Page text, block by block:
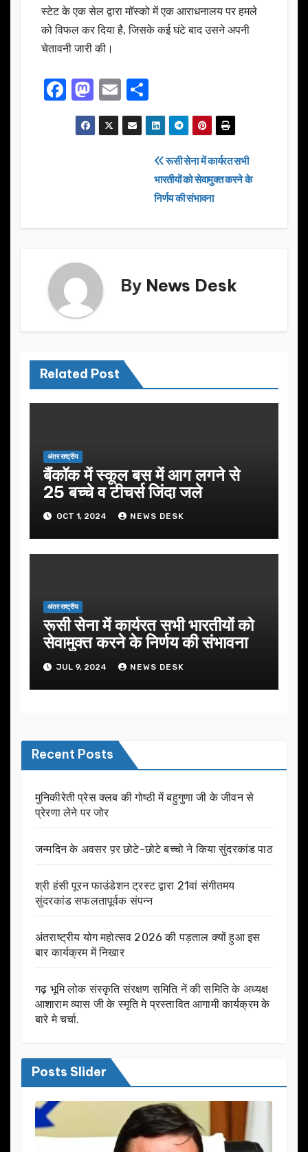
स्टेट के एक सेल द्वारा मॉस्को में एक आराधनालय पर हमले
को विफल कर दिया है, जिसके कई घंटे बाद उसने अपनी
चेतावनी जारी की।
F
a
c
o
M
a
st
n
E
m
ail
h
ar
e
navigation
रूसी सेना में कार्यरत सभी
भारतीयों को सेवामुक्त करने के
निर्णय की संभावना
By News Desk
Related Post
अंतर राष्ट्रीय
बैंकॉक में स्कूल बस में आग लगने से
25 बच्चे व टीचर्स जिंदा जले
OCT 1, 2024 NEWS DESK
अंतर राष्ट्रीय
रूसी सेना में कार्यरत सभी भारतीयों को
सेवामुक्त करने के निर्णय की संभावना
JUL 9, 2024 NEWS DESK
Recent Posts
मुनिकीरेती प्रेस क्लब की गोष्ठी में बहुगुणा जी के जीवन से
प्रेरणा लेने पर जोर
जन्मदिन के अवसर प़र छोटे-छोटे बच्चो ने किया सुंदरकांड पाठ
श्री हंसी पूरन फाउंडेशन ट्रस्ट द्वारा 21वां संगीतमय
सुंदरकांड सफलतापूर्वक संपन्न
अंतराष्ट्रीय योग महोत्सव 2026 की पड़ताल क्यों हुआ इस
बार कार्यक्रम में निखार
गढ़ भूमि लोक संस्कृति संरक्षण समिति नें की समिति के अध्यक्ष
आशाराम व्यास जी के स्मृति मे प्रस्तावित आगामी कार्यक्रम के
बारे मे चर्चा.
Posts Slider